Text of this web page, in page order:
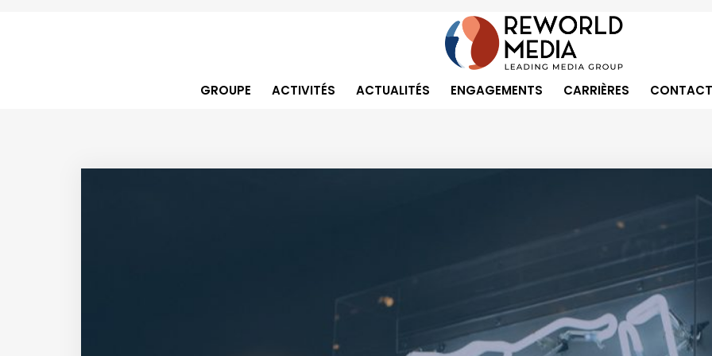
GROUPE ACTIVITÉS ACTUALITÉS ENGAGEMENTS CARRIÈRES